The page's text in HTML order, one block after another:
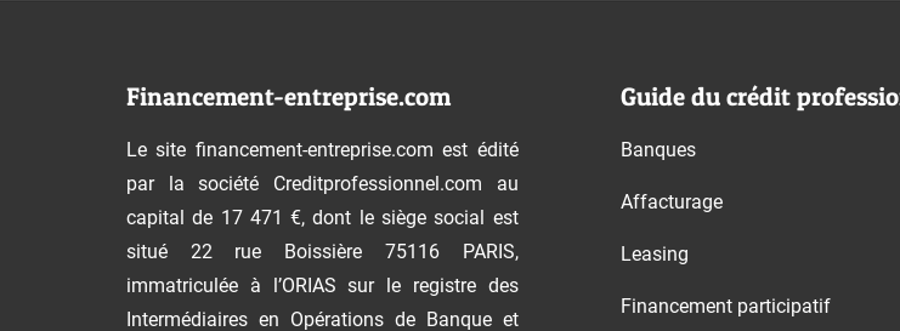
Financement-entreprise.com
Le site financement-entreprise.com est édité
par la société Creditprofessionnel.com au
capital de 17 471 €, dont le siège social est
situé 22 rue Boissière 75116 PARIS,
immatriculée à l’ORIAS sur le registre des
Intermédiaires en Opérations de Banque et
Guide du crédit
Banques
Affacturage
Leasing
Financement participatif